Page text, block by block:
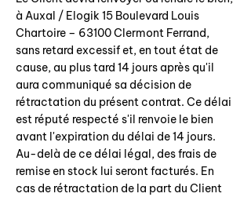
à Auxal / Elogik 15 Boulevard Louis
Chartoire – 63100 Clermont Ferrand,
sans retard excessif et, en tout état de
cause, au plus tard 14 jours après qu'il
aura communiqué sa décision de
rétractation du présent contrat. Ce délai
est réputé respecté s'il renvoie le bien
avant l'expiration du délai de 14 jours.
Au-delà de ce délai légal, des frais de
remise en stock lui seront facturés. En
cas de rétractation de la part du Client